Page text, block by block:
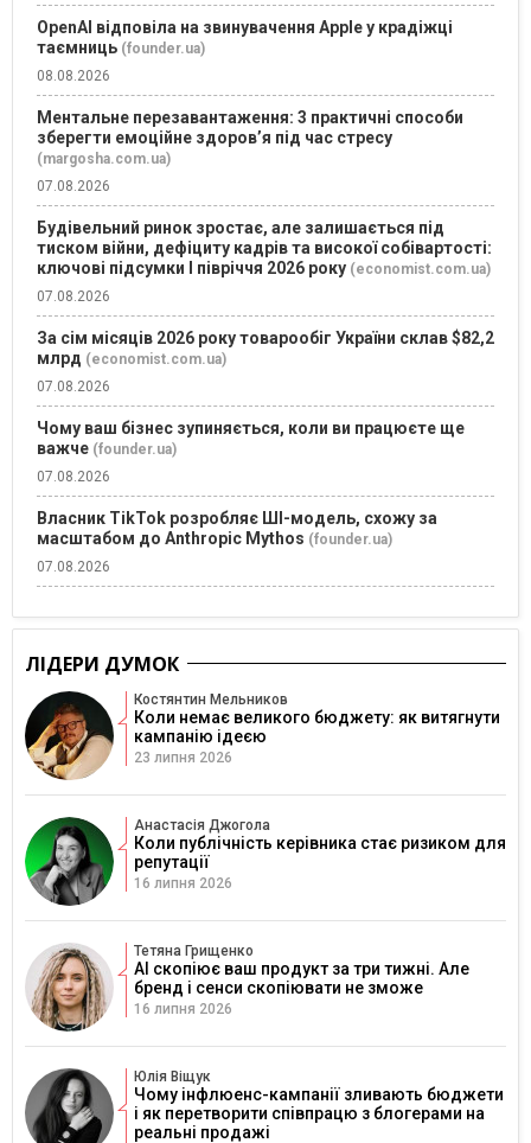
OpenAI відповіла на звинувачення Apple у крадіжці
таємниць (founder.ua)
08.08.2026
Ментальне перезавантаження: 3 практичні способи
зберегти емоційне здоров’я під час стресу
(margosha.com.ua)
07.08.2026
Будівельний ринок зростає, але залишається під
тиском війни, дефіциту кадрів та високої собівартості:
ключові підсумки І півріччя 2026 року (economist.com.ua)
07.08.2026
За сім місяців 2026 року товарообіг України склав $82,2
млрд (economist.com.ua)
07.08.2026
Чому ваш бізнес зупиняється, коли ви працюєте ще
важче (founder.ua)
07.08.2026
Власник TikTok розробляє ШІ-модель, схожу за
масштабом до Anthropic Mythos (founder.ua)
07.08.2026
ЛІДЕРИ ДУМОК
Костянтин Мельников
Коли немає великого бюджету: як витягнути
кампанію ідеєю
23 липня 2026
Анастасія Джогола
Коли публічність керівника стає ризиком для
репутації
16 липня 2026
Тетяна Грищенко
AI скопіює ваш продукт за три тижні. Але
бренд і сенси скопіювати не зможе
16 липня 2026
Юлія Віщук
Чому інфлюенс-кампанії зливають бюджети
і як перетворити співпрацю з блогерами на
реальні продажі